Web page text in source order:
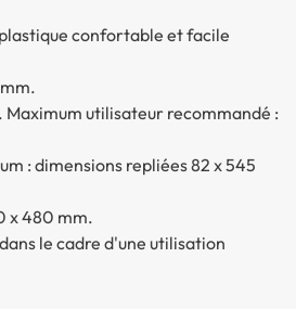
confortable et facile
Maximum utilisateur recommandé :
: dimensions repliées 82 x 545
x 480 mm.
le cadre d'une utilisation